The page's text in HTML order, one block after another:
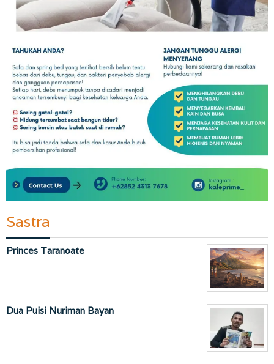
Sastra
Princes Taranoate
Dua Puisi Nuriman Bayan